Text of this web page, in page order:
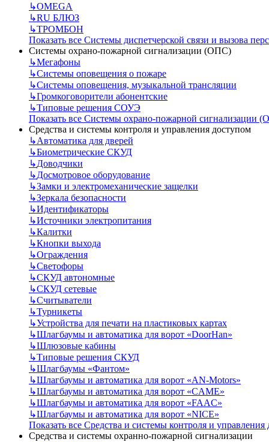
↳OMEGA
↳RU БЛЮЗ
↳ТРОМБОН
Показать все Системы диспетчерской связи и вызова
Системы охрано-пожарной сигнализации (ОПС)
↳Мегафоны
↳Системы оповещения о пожаре
↳Системы оповещения, музыкальной трансляции
↳Громкоговорители абонентские
↳Типовые решения СОУЭ
Показать все Системы охрано-пожарной сигнализации
Средства и системы контроля и управления доступом
↳Автоматика для дверей
↳Биометрические СКУД
↳Доводчики
↳Досмотровое оборудование
↳Замки и электромеханические защелки
↳Зеркала безопасности
↳Идентификаторы
↳Источники электропитания
↳Калитки
↳Кнопки выхода
↳Ограждения
↳Светофоры
↳СКУД автономные
↳СКУД сетевые
↳Считыватели
↳Турникеты
↳Устройства для печати на пластиковых картах
↳Шлагбаумы и автоматика для ворот «DoorHan»
↳Шлюзовые кабины
↳Типовые решения СКУД
↳Шлагбаумы «Фантом»
↳Шлагбаумы и автоматика для ворот «AN-Motors»
↳Шлагбаумы и автоматика для ворот «CAME»
↳Шлагбаумы и автоматика для ворот «FAAC»
↳Шлагбаумы и автоматика для ворот «NICE»
Показать все Средства и системы контроля и управления
Средства и системы охранно-пожарной сигнализации